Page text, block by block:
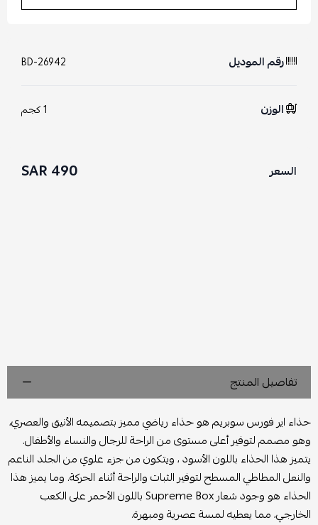
رقم الموديل BD-26942
الوزن 1 كجم
السعر 490 SAR
تفاصيل المنتج
حذاء اير فورس سوبريم هو حذاء رياضي مميز بتصميمه الأنيق والعصري،
وهو مصمم لتوفير أعلى مستوى من الراحة للرجال والنساء والأطفال.
يتميز هذا الحذاء باللون الأسود ، ويتكون من جزء علوي من الجلد الناعم
والنعل المطاطي المسطح لتوفير الثبات والراحة أثناء الحركة. وما يميز هذا
الحذاء هو وجود شعار Supreme Box باللون الأحمر على الكعب
الخارجي، مما يعطيه لمسة عصرية ومبهرة.